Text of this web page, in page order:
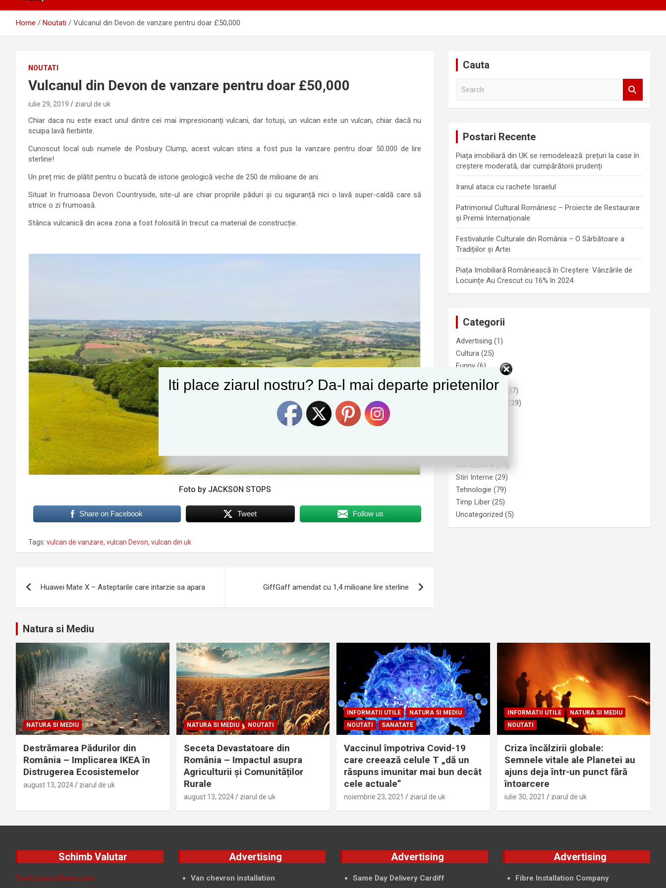
Home Noutati Vulcanul din Devon de vanzare pentru doar £50,000
NOUTATI
Vulcanul din Devon de vanzare pentru doar £50,000
iulie 29, 2019 ziarul de uk
Chiar daca nu este exact unul dintre cei mai impresionanți vulcani, dar totuși, un vulcan este un vulcan, chiar dacă nu
scuipa lavă fierbinte.
Cunoscut local sub numele de Posbury Clump, acest vulcan stins a fost pus la vanzare pentru doar 50.000 de lire
sterline!
Un preț mic de plătit pentru o bucată de istorie geologică veche de 250 de milioane de ani.
Situat în frumoasa Devon Countryside, site-ul are chiar propriile păduri și cu siguranță nici o lavă super-caldă care să
strice o zi frumoasă.
Stânca vulcanică din acea zona a fost folosită în trecut ca material de construcție.
Foto by JACKSON STOPS
Share on Facebook Tweet Follow us
Tags: vulcan de vanzare, vulcan Devon, vulcan din uk
articole
Huawei Mate X – Asteptarile care intarzie sa apara GiffGaff amendat cu 1,4 milioane lire sterline
Cauta
Postari Recente
Piața imobiliară din UK se remodelează: prețuri la case în
creștere moderată, dar cumpărătorii prudenți
Iranul ataca cu rachete Israelul
Patrimoniul Cultural Românesc – Proiecte de Restaurare
și Premii Internaționale
Festivalurile Culturale din România – O Sărbătoare a
Tradițiilor și Artei
Piața Imobiliară Românească în Creștere: Vânzările de
Locuințe Au Crescut cu 16% în 2024
Categorii
Advertising (1)
Cultura (25)
Funny (6)
Imobiliare
Informatii Utile
(37)
(29)
Stiri Externe
(14)
Stiri Interne (29)
Tehnologie (79)
Timp Liber (25)
Uncategorized (5)
Natura si Mediu
NATURA SI MEDIU
Destrămarea Pădurilor din
România – Implicarea IKEA în
Distrugerea Ecosistemelor
august 13, 2024 ziarul de uk
NATURA SI MEDIU NOUTATI
Seceta Devastatoare din
România – Impactul asupra
Agriculturii și Comunităților
Rurale
august 13, 2024 ziarul de uk
INFORMATII UTILE
NATURA SI MEDIU
NOUTATI
SANATATE
Vaccinul împotriva Covid-19
care creează celule T „dă un
răspuns imunitar mai bun decât
cele actuale”
noiembrie 23, 2021 ziarul de uk
INFORMATII UTILE
NATURA SI MEDIU
NOUTATI
Criza încălzirii globale:
Semnele vitale ale Planetei au
ajuns deja într-un punct fără
întoarcere
iulie 30, 2021 ziarul de uk
Schimb Valutar
FreeCurrencyRates.com
Advertising
Van chevron installation
Advertising
Same Day Delivery Cardiff
Advertising
Fibre Installation Company
Iti place ziarul nostru? Da-l mai departe prietenilor